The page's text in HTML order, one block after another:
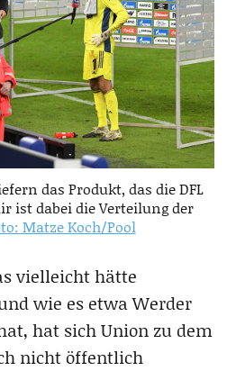
das Produkt, das die DFL
ist dabei die Verteilung der
Matze Koch/Pool
vielleicht hätte
wie es etwa Werder
hat sich Union zu dem
nicht öffentlich